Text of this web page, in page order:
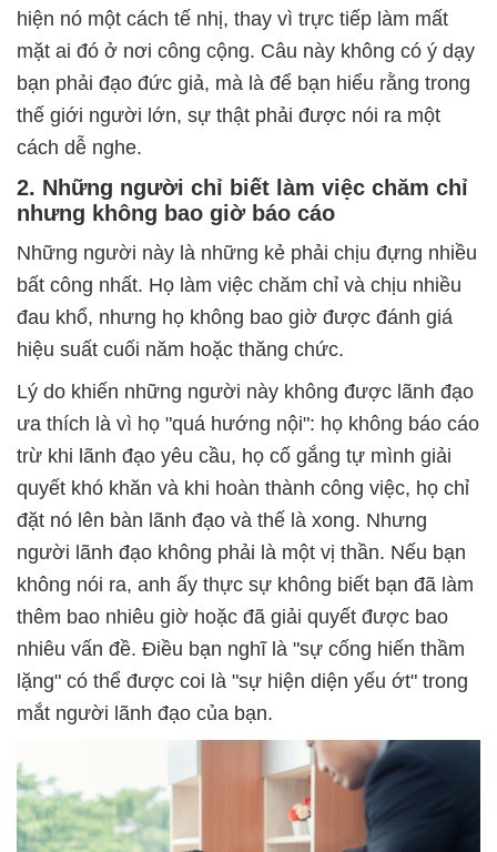
hiện nó một cách tế nhị, thay vì trực tiếp làm mất
mặt ai đó ở nơi công cộng. Câu này không có ý dạy
bạn phải đạo đức giả, mà là để bạn hiểu rằng trong
thế giới người lớn, sự thật phải được nói ra một
cách dễ nghe.
2. Những người chỉ biết làm việc chăm chỉ
nhưng không bao giờ báo cáo
Những người này là những kẻ phải chịu đựng nhiều
bất công nhất. Họ làm việc chăm chỉ và chịu nhiều
đau khổ, nhưng họ không bao giờ được đánh giá
hiệu suất cuối năm hoặc thăng chức.
Lý do khiến những người này không được lãnh đạo
ưa thích là vì họ "quá hướng nội": họ không báo cáo
trừ khi lãnh đạo yêu cầu, họ cố gắng tự mình giải
quyết khó khăn và khi hoàn thành công việc, họ chỉ
đặt nó lên bàn lãnh đạo và thế là xong. Nhưng
người lãnh đạo không phải là một vị thần. Nếu bạn
không nói ra, anh ấy thực sự không biết bạn đã làm
thêm bao nhiêu giờ hoặc đã giải quyết được bao
nhiêu vấn đề. Điều bạn nghĩ là "sự cống hiến thầm
lặng" có thể được coi là "sự hiện diện yếu ớt" trong
mắt người lãnh đạo của bạn.